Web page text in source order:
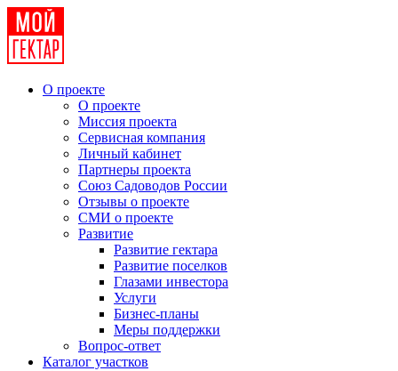
О проекте
О проекте
Миссия проекта
Сервисная компания
Личный кабинет
Партнеры проекта
Союз Садоводов России
Отзывы о проекте
СМИ о проекте
Развитие
Развитие гектара
Развитие поселков
Глазами инвестора
Услуги
Бизнес-планы
Меры поддержки
Вопрос-ответ
Каталог участков